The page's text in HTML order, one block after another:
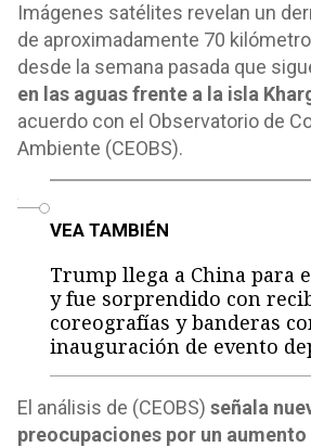
Imágenes satélites revelan un
de aproximadamente 70
desde la semana pasada que
en las aguas frente a la isla
acuerdo con el Observatorio de
Ambiente (CEOBS).
VEA TAMBIÉN
Trump llega a China para
y fue sorprendido con
coreografías y banderas
inauguración de evento
El análisis de (CEOBS) señala
preocupaciones por un